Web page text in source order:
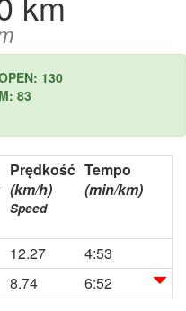
130
M: 83
Prędkość
(km/h)
Speed
Tempo
(min/km)
12.27
4:53
8.74 6:52